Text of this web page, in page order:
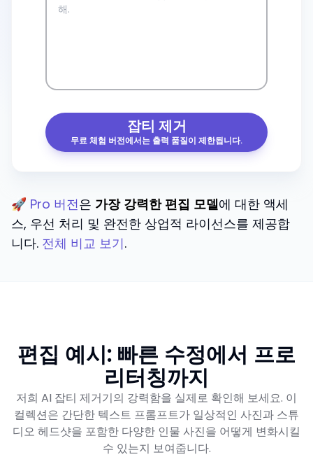
잡티 제거
무료 체험 버전에서는 출력 품질이 제한됩니다.
🚀 Pro 버전은 가장 강력한 편집 모델에 대한 액세
스, 우선 처리 및 완전한 상업적 라이선스를 제공합
니다. 전체 비교 보기.
편집 예시: 빠른 수정에서 프로
리터칭까지
저희 AI 잡티 제거기의 강력함을 실제로 확인해 보세요. 이
컬렉션은 간단한 텍스트 프롬프트가 일상적인 사진과 스튜
디오 헤드샷을 포함한 다양한 인물 사진을 어떻게 변화시킬
수 있는지 보여줍니다.